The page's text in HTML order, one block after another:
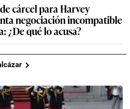
cárcel para Harvey
negociación incompatible
¿De qué lo acusa?